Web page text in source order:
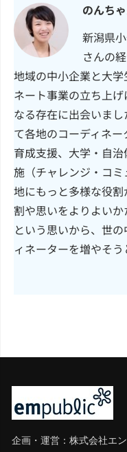
のんち
新潟県
さんの
地域の中小企業と大
ネート事業の立ち上
なる存在に出会いま
て各地のコーディネ
育成支援、大学・自
施（チャレンジ・コ
地にもっと多様な役
割や思いをよりよい
という思いから、世
ィネーターを増やそう
企画・運営：株式会社エ